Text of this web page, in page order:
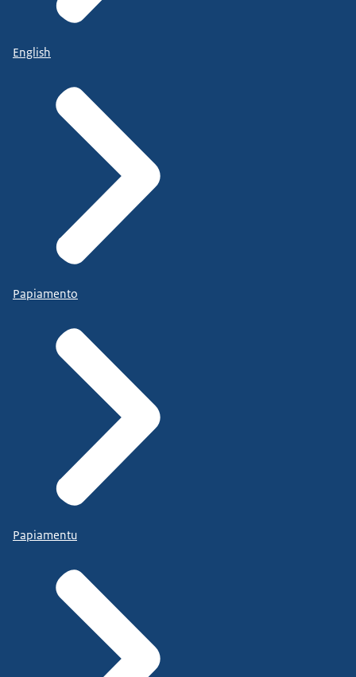
English
Papiamento
Papiamentu